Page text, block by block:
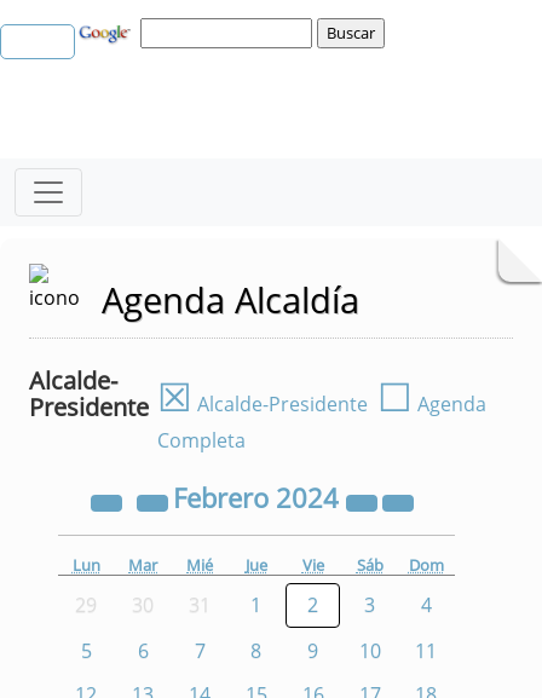
Agenda Alcaldía
Alcalde-
Presidente ☒ Alcalde-Presidente ☐ Agenda
Completa
Febrero 2024
Lun Mar Mié Jue Vie Sáb Dom
29 30 31 1 2 3
4
5
6 7 8 9 10
11